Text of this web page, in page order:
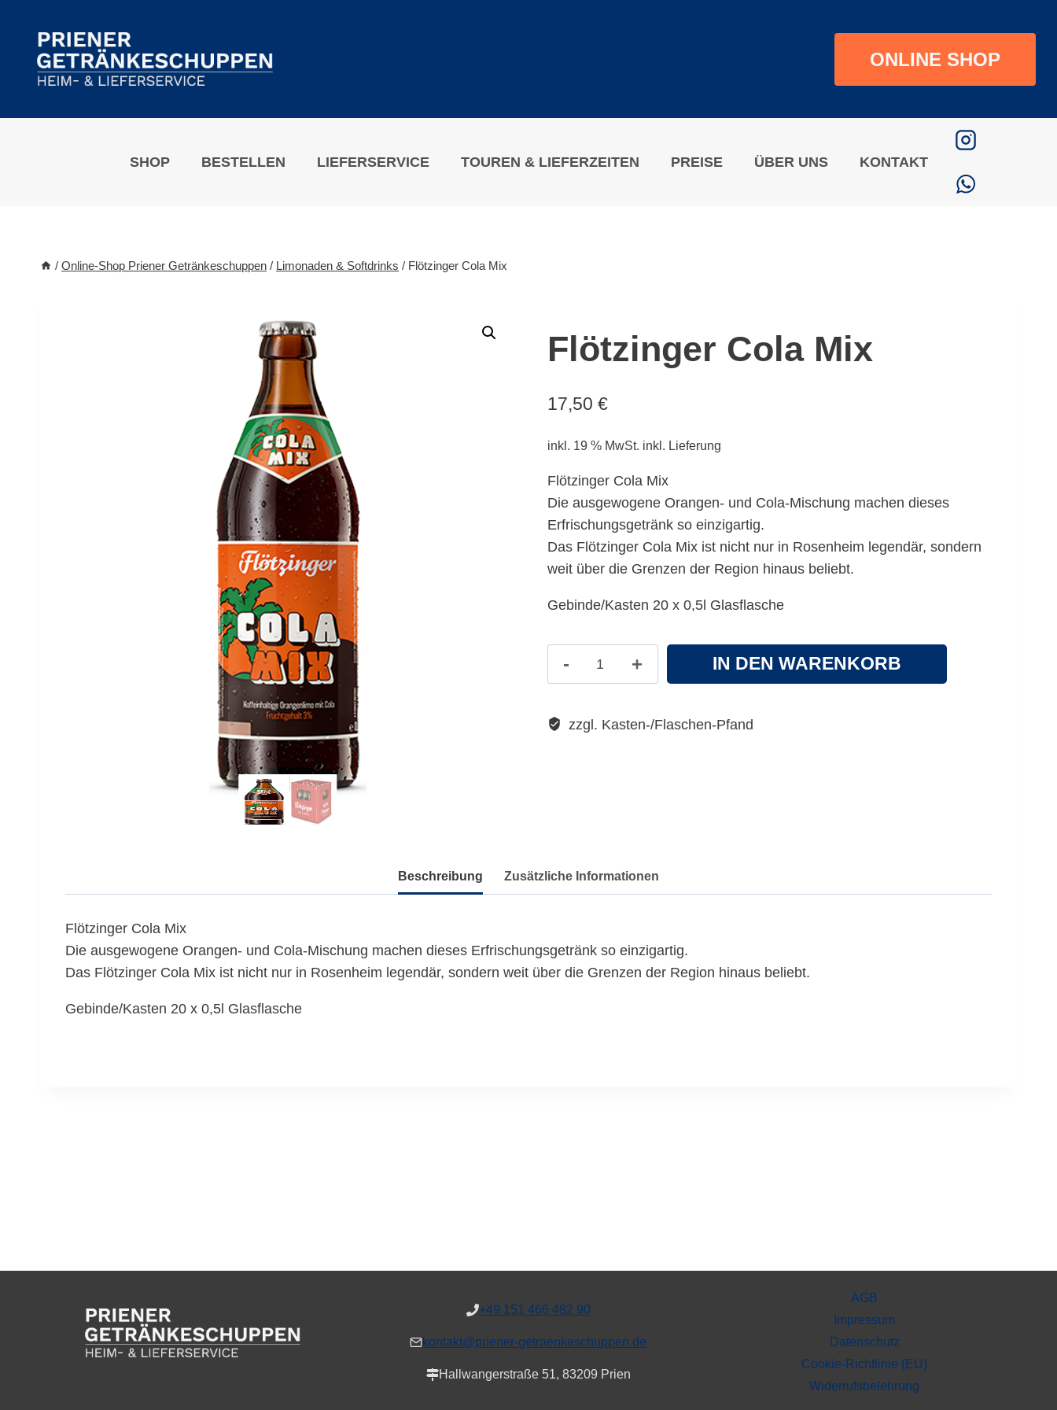
springen
ONLINE SHOP
SHOP BESTELLEN LIEFERSERVICE TOUREN & LIEFERZEITEN PREISE ÜBER UNS KONTAKT
/ Online-Shop Priener Getränkeschuppen / Limonaden & Softdrinks / Flötzinger Cola Mix
Flötzinger Cola Mix
17,50 €
inkl. 19 % MwSt. inkl. Lieferung
Flötzinger Cola Mix
Die ausgewogene Orangen- und Cola-Mischung machen dieses
Erfrischungsgetränk so einzigartig.
Das Flötzinger Cola Mix ist nicht nur in Rosenheim legendär, sondern
weit über die Grenzen der Region hinaus beliebt.
Gebinde/Kasten 20 x 0,5l Glasflasche
Flötzinger
Menge
IN DEN WARENKORB
zzgl. Kasten-/Flaschen-Pfand
Beschreibung Zusätzliche Informationen
Flötzinger Cola Mix
Die ausgewogene Orangen- und Cola-Mischung machen dieses Erfrischungsgetränk so einzigartig.
Das Flötzinger Cola Mix ist nicht nur in Rosenheim legendär, sondern weit über die Grenzen der Region hinaus beliebt.
Gebinde/Kasten 20 x 0,5l Glasflasche
+49 151 466 482 90
kontakt@priener-getraenkeschuppen.de
Hallwangerstraße 51, 83209 Prien
AGB
Impressum
Datenschutz
Cookie-Richtlinie (EU)
Widerrufsbelehrung